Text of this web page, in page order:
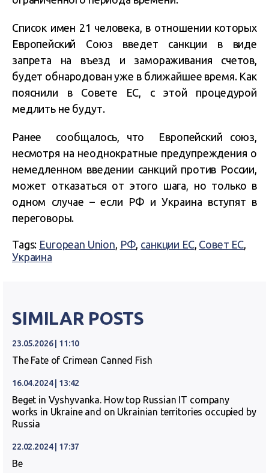
Список имен 21 человека, в отношении которых
Европейский Союз введет санкции в виде
запрета на въезд и замораживания счетов,
будет обнародован уже в ближайшее время. Как
пояснили в Совете ЕС, с этой процедурой
медлить не будут.
Ранее сообщалось, что Европейский союз,
несмотря на неоднократные предупреждения о
немедленном введении санкций против России,
может отказаться от этого шага, но только в
одном случае – если РФ и Украина вступят в
переговоры.
Tags: European Union, РФ, санкции ЕС, Совет ЕС,
Украина
SIMILAR POSTS
23.05.2026 | 11:10
The Fate of Crimean Canned Fish
16.04.2024 | 13:42
Beget in Vyshyvanka. How top Russian IT company
works in Ukraine and on Ukrainian territories occupied by
Russia
22.02.2024 | 17:37
Ве